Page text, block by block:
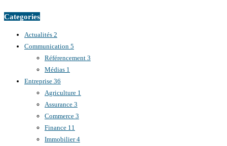
Categories
Actualités 2
Communication 5
Référencement 3
Médias 1
Entreprise 36
Agriculture 1
Assurance 3
Commerce 3
Finance 11
Immobilier4